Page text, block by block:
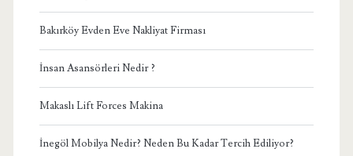
Bakırköy Evden Eve Nakliyat Firması
İnsan Asansörleri Nedir ?
Makaslı Lift Forces Makina
İnegöl Mobilya Nedir? Neden Bu Kadar Tercih Ediliyor?